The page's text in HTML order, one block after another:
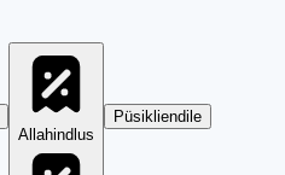
Allahindlus
Püsikliendile